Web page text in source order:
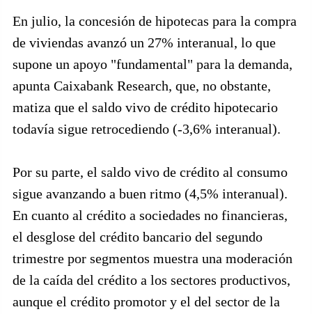
En julio, la concesión de hipotecas para la compra
de viviendas avanzó un 27% interanual, lo que
supone un apoyo "fundamental" para la demanda,
apunta Caixabank Research, que, no obstante,
matiza que el saldo vivo de crédito hipotecario
todavía sigue retrocediendo (-3,6% interanual).
Por su parte, el saldo vivo de crédito al consumo
sigue avanzando a buen ritmo (4,5% interanual).
En cuanto al crédito a sociedades no financieras,
el desglose del crédito bancario del segundo
trimestre por segmentos muestra una moderación
de la caída del crédito a los sectores productivos,
aunque el crédito promotor y el del sector de la